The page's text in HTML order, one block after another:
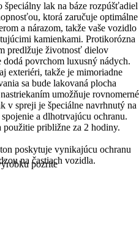
lak na báze rozpúšťadiel
ktorá zaručuje optimálne
a nárazom, takže vaše vozidlo
kamienkami. Protikorózna
predlžuje životnosť dielov
povrchom luxusný nádych.
exteriéri, takže je mimoriadne
sa bude lakovaná plocha
umožňuje rovnomerné
v spreji je špeciálne navrhnutý na
a dlhotrvajúcu ochranu.
použitie približne za 2 hodiny.
poskytuje vynikajúcu ochranu
na častiach vozidla.
pozrite